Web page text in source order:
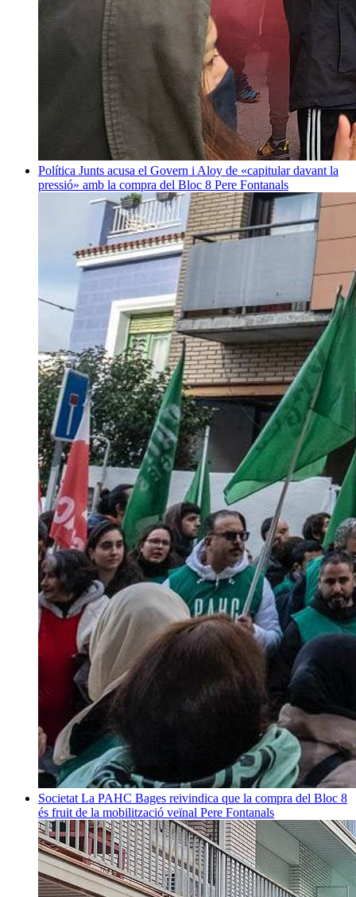
Política Junts acusa el Govern i Aloy de «capitular davant la
pressió» amb la compra del Bloc 8 Pere Fontanals
Societat La PAHC Bages reivindica que la compra del Bloc 8
és fruit de la mobilització veïnal Pere Fontanals